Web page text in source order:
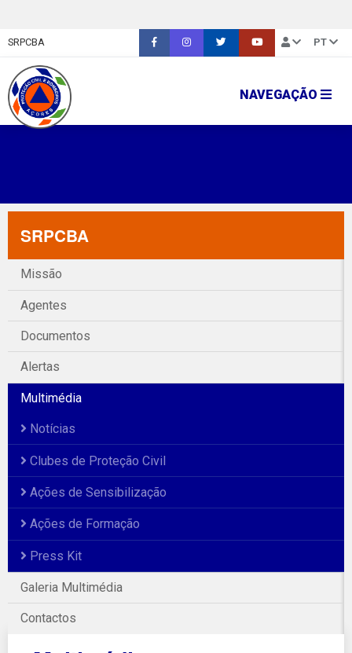
SRPCBA PT
NAVEGAÇÃO
SRPCBA
Missão
Agentes
Documentos
Alertas
Multimédia
Notícias
Clubes de Proteção Civil
Ações de Sensibilização
Ações de Formação
Press Kit
Galeria Multimédia
Contactos